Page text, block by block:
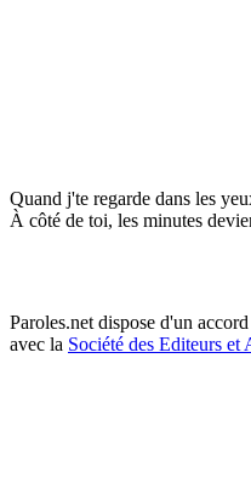
Quand j'te regarde dans les
À côté de toi, les minutes
Paroles.net dispose d'un
avec la Société des Editeurs et